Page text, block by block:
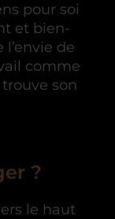
pour soi
et bien-
de
comme
son
?
le haut